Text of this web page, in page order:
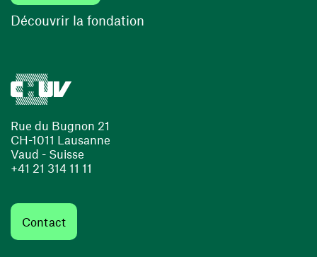
Rue du Bugnon 21
CH-1011 Lausanne
Vaud - Suisse
+41 21 314 11 11
Contact
Découvrir la fondation